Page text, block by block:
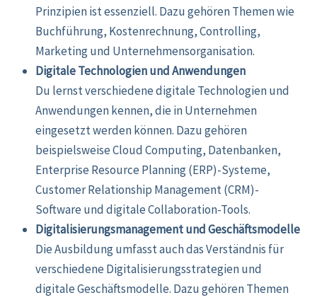
Prinzipien ist essenziell. Dazu gehören Themen wie
Buchführung, Kostenrechnung, Controlling,
Marketing und Unternehmensorganisation.
Digitale Technologien und Anwendungen
Du lernst verschiedene digitale Technologien und
Anwendungen kennen, die in Unternehmen
eingesetzt werden können. Dazu gehören
beispielsweise Cloud Computing, Datenbanken,
Enterprise Resource Planning (ERP)-Systeme,
Customer Relationship Management (CRM)-
Software und digitale Collaboration-Tools.
Digitalisierungsmanagement und Geschäftsmodelle
Die Ausbildung umfasst auch das Verständnis für
verschiedene Digitalisierungsstrategien und
digitale Geschäftsmodelle. Dazu gehören Themen